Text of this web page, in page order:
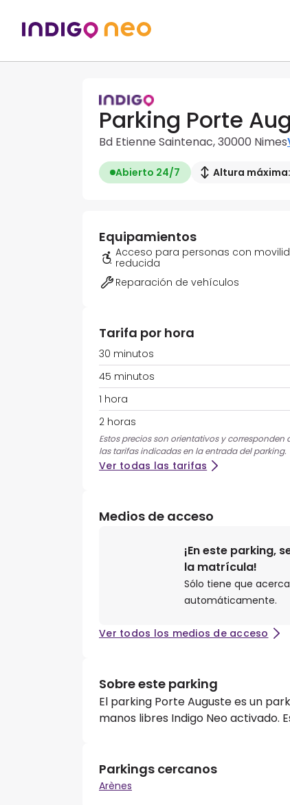
Parking Porte
Bd Etienne Saintenac, 30000 Nimes
Abierto 24/7 Altura máxima:
Equipamientos
Acceso para personas con
reducida
Reparación de vehículos
Tarifa por hora
30 minutos
45 minutos
1 hora
2 horas
Estos precios son orientativos y
las tarifas indicadas en la entrada del parking.
Ver todas las tarifas
Medios de acceso
¡En este parking,
la matrícula!
Sólo tiene que
automáticamente.
Ver todos los medios de acceso
Sobre este parking
El parking Porte Auguste es un
manos libres Indigo Neo activado.
Parkings cercanos
Arènes